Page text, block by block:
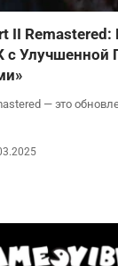
II Remastered:
Улучшенной
— это